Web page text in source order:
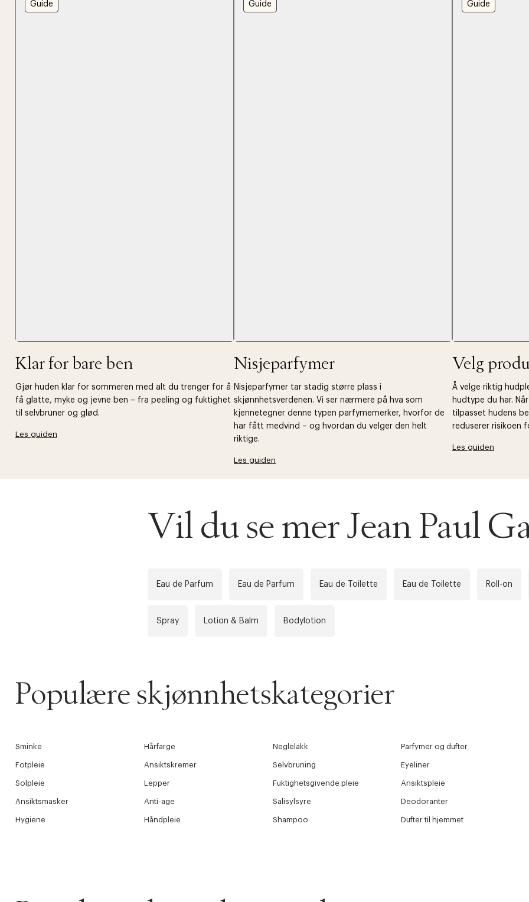
Guide
Klar for bare ben
Gjør huden klar for sommeren med alt du trenger for å
få glatte, myke og jevne ben – fra peeling og fuktighet
til selvbruner og glød.
Les guiden
Guide
Nisjeparfymer
Nisjeparfymer tar stadig større plass i
skjønnhetsverdenen. Vi ser nærmere på hva som
kjennetegner denne typen parfymemerker, hvorfor de
har fått medvind – og hvordan du velger den helt
riktige.
Les guiden
Guide
Velg
Å velge riktig
hudtype du har.
tilpasset hudens
reduserer risikoen
Les guiden
Vil du se mer Jean Paul
Eau de Parfum Eau de Parfum Eau de Toilette Eau de Toilette Roll-on
Spray Lotion & Balm Bodylotion
Populære skjønnhetskategorier
Sminke Hårfarge Neglelakk Parfymer og dufter
Fotpleie Ansiktskremer Selvbruning Eyeliner
Solpleie Lepper Fuktighetsgivende pleie Ansiktspleie
Ansiktsmasker Anti-age Salisylsyre Deodoranter
Hygiene Håndpleie Shampoo Dufter til hjemmet